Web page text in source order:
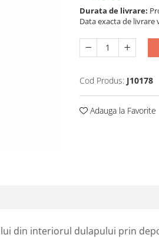
Durata de livrare:
Data exacta de
Cod Produs: J10178
Adauga la Favorite
din interiorul dulapului prin